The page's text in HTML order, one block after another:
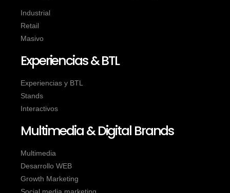
Industrial
Retail
Masivo
Experiencias & BTL
Experiencias y BTL
Stands
Interactivos
Multimedia & Digital Brands
Multimedia
Desarrollo WEB
Growth Marketing
Social media marketing